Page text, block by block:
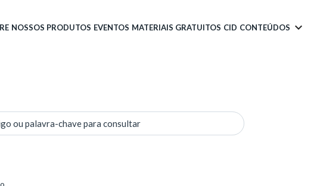
NOSSOS PRODUTOS EVENTOS MATERIAIS GRATUITOS CID CONTEÚDOS
ou palavra-chave para consultar